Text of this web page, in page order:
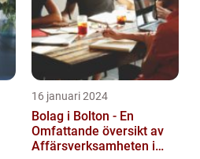
16 januari 2024
Bolag i Bolton - En
Omfattande översikt av
Affärsverksamheten i